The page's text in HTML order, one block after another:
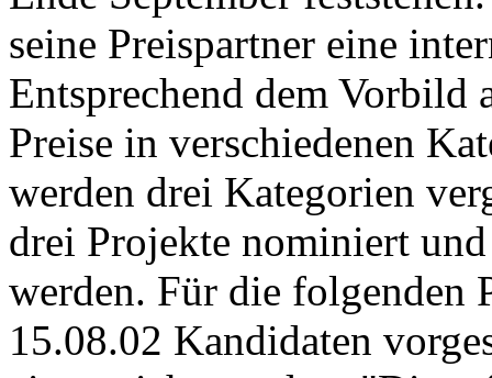
seine Preispartner eine
Entsprechend dem Vorbild
Preise in verschiedenen
werden drei Kategorien
drei Projekte nominiert
werden. Für die folgenden
15.08.02 Kandidaten